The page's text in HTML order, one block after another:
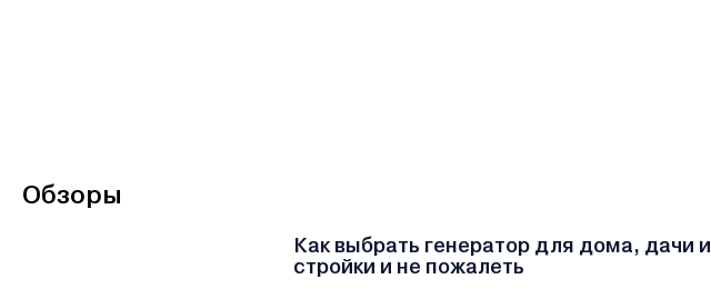
Обзоры
Как выбрать генератор для дома, дачи и
стройки и не пожалеть